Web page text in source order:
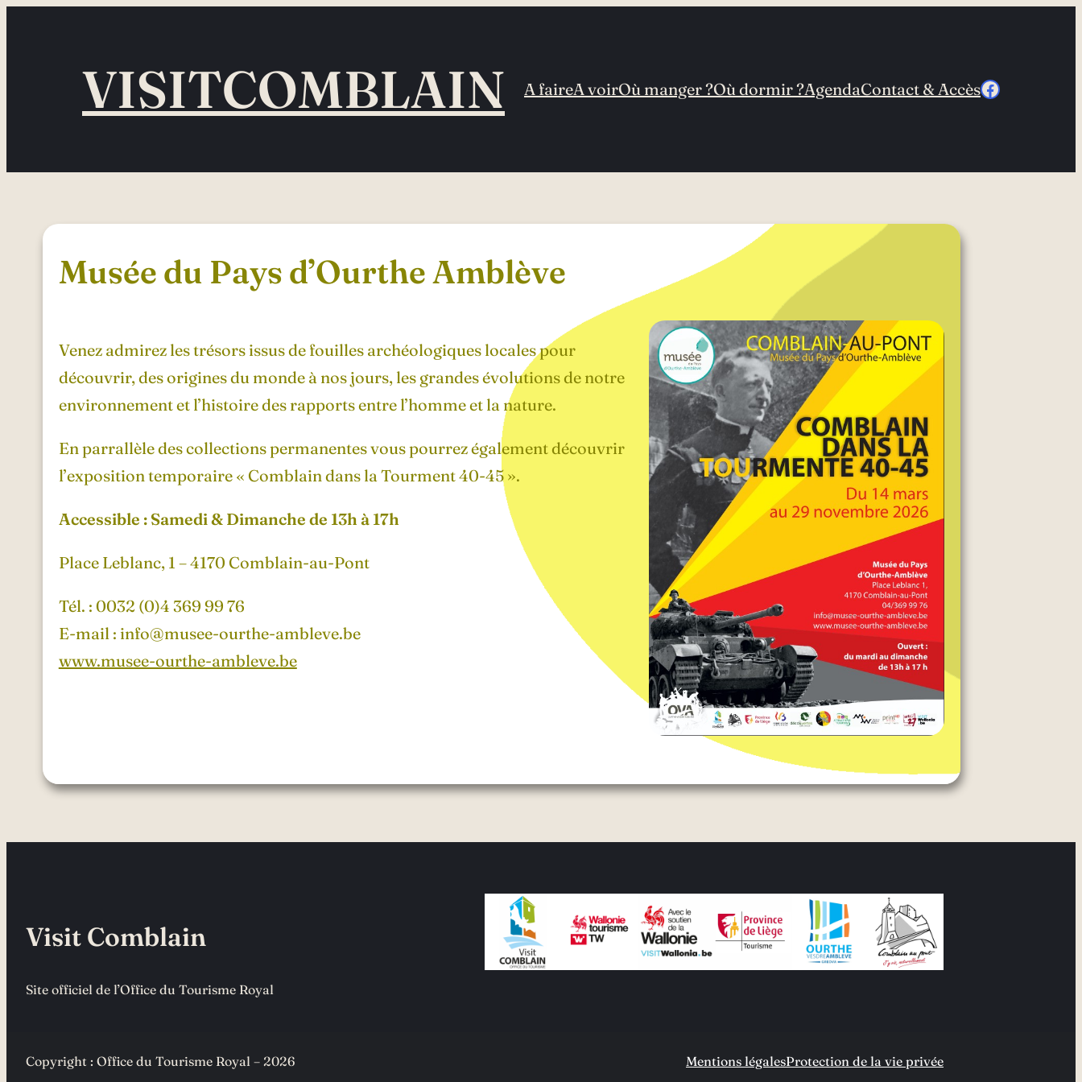
VISITCOMBLAIN A faireA voirOù manger ?Où dormir ?AgendaContact & AccèsFacebook
Musée du Pays d’Ourthe Amblève
Venez admirez les trésors issus de fouilles archéologiques locales pour
découvrir, des origines du monde à nos jours, les grandes évolutions de notre
environnement et l’histoire des rapports entre l’homme et la nature.
En parrallèle des collections permanentes vous pourrez également découvrir
l’exposition temporaire « Comblain dans la Tourment 40-45 ».
Accessible : Samedi & Dimanche de 13h à 17h
Place Leblanc, 1 – 4170 Comblain-au-Pont
Tél. : 0032 (0)4 369 99 76
E-mail : info@musee-ourthe-ambleve.be
www.musee-ourthe-ambleve.be
Visit Comblain
Site officiel de l’Office du Tourisme Royal
Copyright : Office du Tourisme Royal – 2026 Mentions légalesProtection de la vie privée